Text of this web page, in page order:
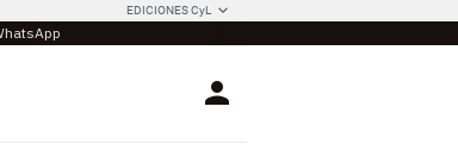
EDICIONES CyL
Login